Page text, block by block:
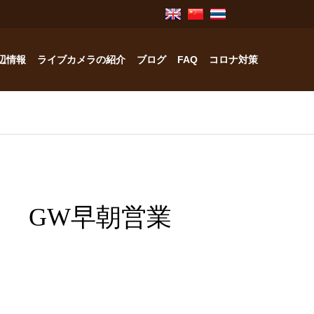
情報
林工務店
ライブカメラの紹介 ブログ FAQ コロナ対策
GW早朝営業